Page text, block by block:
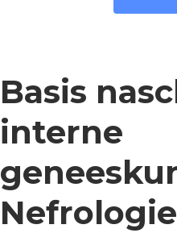
Basis
interne
Nefrologie